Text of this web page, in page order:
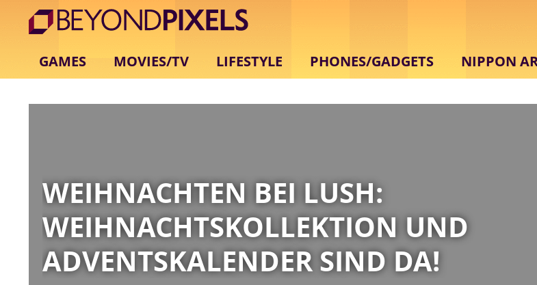
GAMES MOVIES/TV LIFESTYLE PHONES/GADGETS NIPPON
WEIHNACHTEN BEI LUSH:
WEIHNACHTSKOLLEKTION UND
ADVENTSKALENDER SIND DA!